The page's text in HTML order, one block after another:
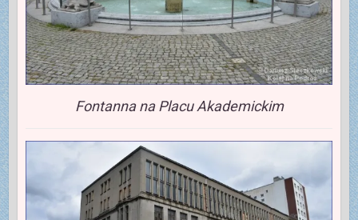
Fontanna na Placu Akademickim